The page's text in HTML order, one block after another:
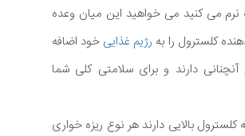
می کنید می خواهید این میان وعده
کلسترول را به رژیم غذایی خود اضافه
دارند و برای سلامتی کلی شما
کلسترول بالایی دارند هر نوع ریزه خواری